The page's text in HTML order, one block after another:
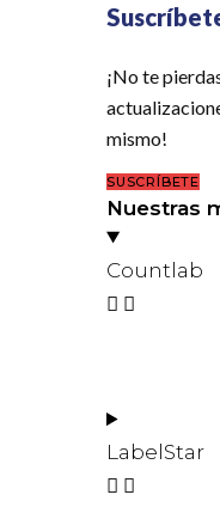
¡No te
mismo!
SUSCRÍBETE
Nuestras
Countlab
LabelStar